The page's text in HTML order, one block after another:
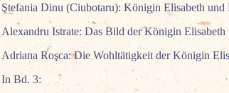
Ştefania Dinu (Ciubotaru): Königin Elisabeth und
Alexandru Istrate: Das Bild der Königin Elisabeth
Adriana Roşca: Die Wohltätigkeit der Königin
In Bd. 3: